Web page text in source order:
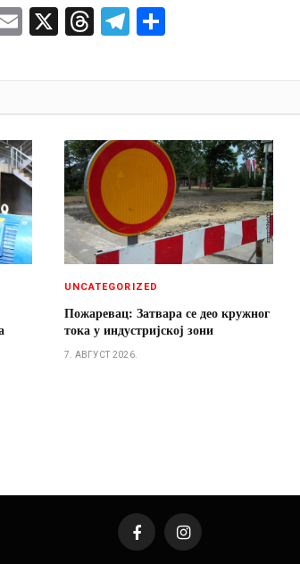
Email
X ThreadsTelegram
UNCATEGORIZED
Пожаревац: Затвара се део кружног
тока у индустријској зони
7. АВГУСТ 2026.
FacebookInstagram